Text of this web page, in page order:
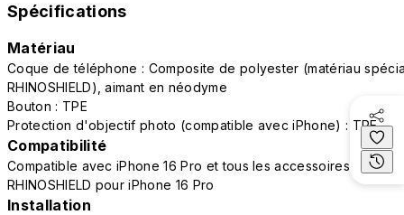
Spécifications
Matériau
Coque de téléphone : Composite de polyester (matériau
RHINOSHIELD), aimant en néodyme
Bouton : TPE
Protection d'objectif photo (compatible avec iPhone) : TPE
Compatibilité
Compatible avec iPhone 16 Pro et tous les accessoires
RHINOSHIELD pour iPhone 16 Pro
Installation